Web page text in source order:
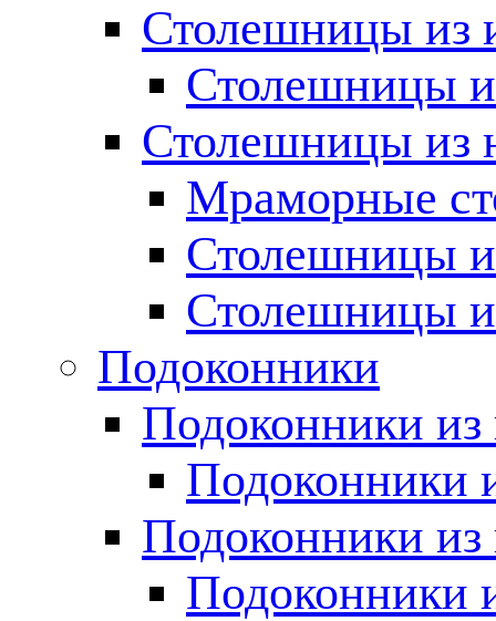
Столешницы из
Столешницы
Столешницы из
Мраморные
Столешницы
Столешницы
Подоконники
Подоконники из
Подоконники
Подоконники из
Подоконники